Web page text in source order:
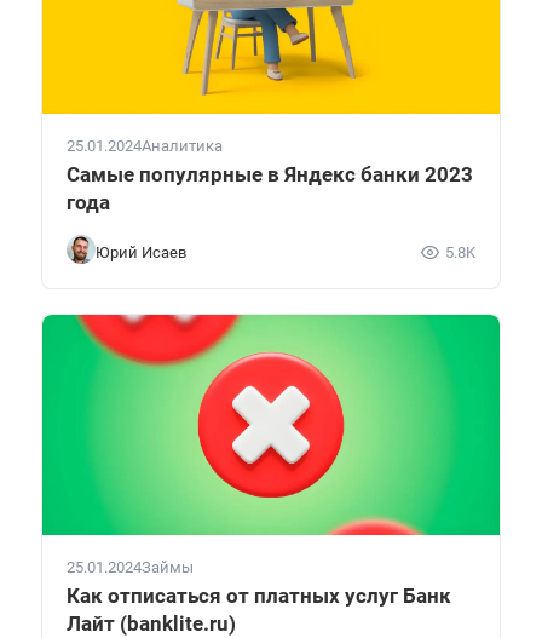
25.01.2024Аналитика
Самые популярные в Яндекс банки 2023
года
Юрий Исаев 5.8K
25.01.2024Займы
Как отписаться от платных услуг Банк
Лайт (banklite.ru)